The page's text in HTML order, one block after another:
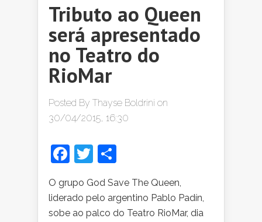
Tributo ao Queen
será apresentado
no Teatro do
RioMar
Posted By Thayse Boldrini on
30/04/2015, 16:30
Facebook
Twitter
O grupo God Save The Queen,
liderado pelo argentino Pablo Padín,
sobe ao palco do Teatro RioMar, dia